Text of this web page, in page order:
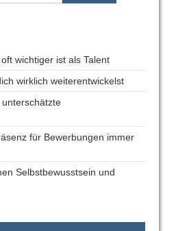
wichtiger ist als Talent
wirklich weiterentwickelst
für Bewerbungen immer
Selbstbewusstsein und